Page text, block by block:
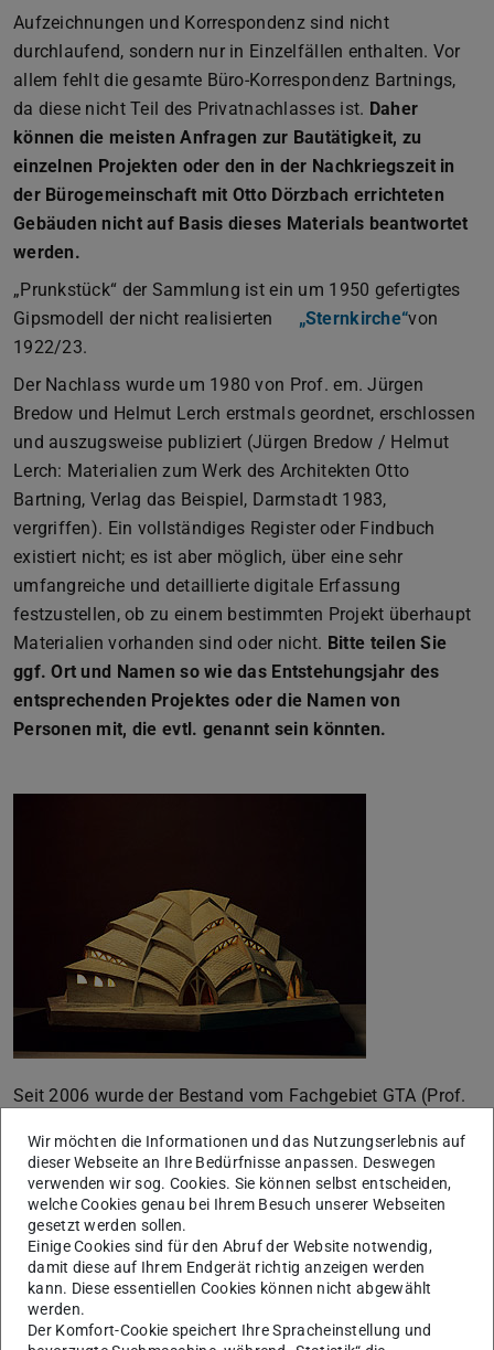
Aufzeichnungen und Korrespondenz sind nicht
durchlaufend, sondern nur in Einzelfällen enthalten. Vor
allem fehlt die gesamte Büro-Korrespondenz Bartnings,
da diese nicht Teil des Privatnachlasses ist. Daher
können die meisten Anfragen zur Bautätigkeit, zu
einzelnen Projekten oder den in der Nachkriegszeit in
der Bürogemeinschaft mit Otto Dörzbach errichteten
Gebäuden nicht auf Basis dieses Materials beantwortet
werden.
„Prunkstück“ der Sammlung ist ein um 1950 gefertigtes
Gipsmodell der nicht realisierten
„Sternkirche“von
1922/23.
Der Nachlass wurde um 1980 von Prof. em. Jürgen
Bredow und Helmut Lerch erstmals geordnet, erschlossen
und auszugsweise publiziert (Jürgen Bredow / Helmut
Lerch: Materialien zum Werk des Architekten Otto
Bartning, Verlag das Beispiel, Darmstadt 1983,
vergriffen). Ein vollständiges Register oder Findbuch
existiert nicht; es ist aber möglich, über eine sehr
umfangreiche und detaillierte digitale Erfassung
festzustellen, ob zu einem bestimmten Projekt überhaupt
Materialien vorhanden sind oder nicht. Bitte teilen Sie
ggf. Ort und Namen so wie das Entstehungsjahr des
entsprechenden Projektes oder die Namen von
Personen mit, die evtl. genannt sein könnten.
Seit 2006 wurde der Bestand vom Fachgebiet GTA (Prof.
erfasst. Die Leitung dieses DFG-geförderten
Katalogisierungsprojektes lag bei Dr. Sandra Wagner-
Conzelmann.
2017 wurden die Bestände des Archivs erstmals in einer
von der Wüstenrot-Stiftung unterstützten, viel beachteten
Ausstellung in Berlin, Karlsruhe und Darmstadt der
interessierten Öffentlichkeit zugänglich gemacht.
Wir möchten die Informationen und das Nutzungserlebnis auf
dieser Webseite an Ihre Bedürfnisse anpassen. Deswegen
verwenden wir sog. Cookies. Sie können selbst entscheiden,
welche Cookies genau bei Ihrem Besuch unserer Webseiten
gesetzt werden sollen.
Einige Cookies sind für den Abruf der Website notwendig,
damit diese auf Ihrem Endgerät richtig anzeigen werden
kann. Diese essentiellen Cookies können nicht abgewählt
werden.
Der Komfort-Cookie speichert Ihre Spracheinstellung und